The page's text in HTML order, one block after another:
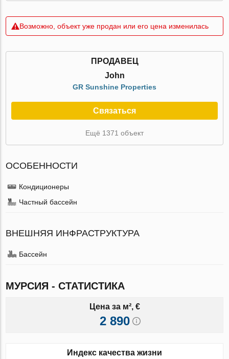
Возможно, объект уже продан или его цена изменилась
ПРОДАВЕЦ
John
GR Sunshine Properties
Связаться
Ещё 1371 объект
ОСОБЕННОСТИ
Кондиционеры
Частный бассейн
ВНЕШНЯЯ ИНФРАСТРУКТУРА
Бассейн
МУРСИЯ - СТАТИСТИКА
Цена за м², €
2 890
Индекс качества жизни